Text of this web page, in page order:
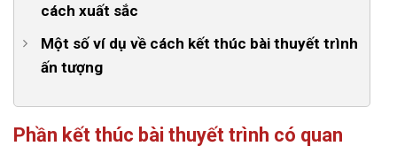
cách xuất sắc
1. Tóm lược lại các nội dung chính
2. Nhấn mạnh thông điệp cốt lõi
3. Kết thúc thuyết trình bằng cách kêu gọi hành động
4. Kết thúc bài thuyết trình bằng một câu hỏi gợi mở
Một số ví dụ về cách kết thúc bài thuyết trình
ấn tượng
chọn lựa
Phần kết thúc bài thuyết trình có quan